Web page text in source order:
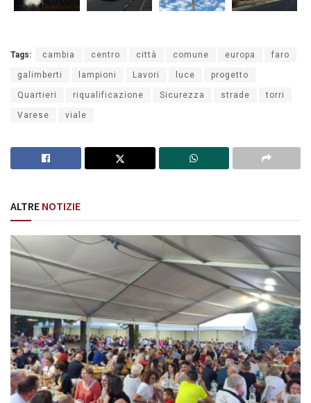
Tags: cambia centro città comune europa faro
galimberti lampioni Lavori luce progetto
Quartieri riqualificazione Sicurezza strade torri
Varese viale
ALTRE NOTIZIE